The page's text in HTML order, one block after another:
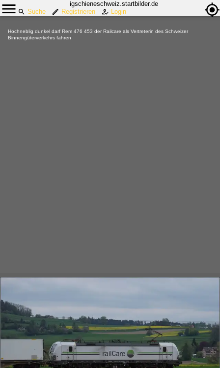
igschieneschweiz.startbilder.de
Suche
Registrieren Login
Hochneblig dunkel darf Rem 476 453 der Railcare als Vertreterin des Schweizer
Binnengüterverkehrs fahren